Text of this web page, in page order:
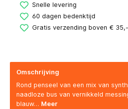
Snelle levering
60 dagen bedenktijd
Gratis verzending boven € 35,-
Omschrijving
Rond penseel van een mix van
naadloze bus van vernikkeld
blauw… Meer